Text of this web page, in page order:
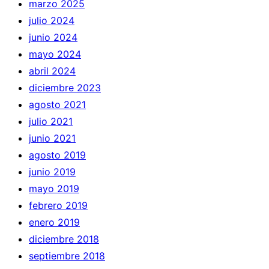
marzo 2025
julio 2024
junio 2024
mayo 2024
abril 2024
diciembre 2023
agosto 2021
julio 2021
junio 2021
agosto 2019
junio 2019
mayo 2019
febrero 2019
enero 2019
diciembre 2018
septiembre 2018